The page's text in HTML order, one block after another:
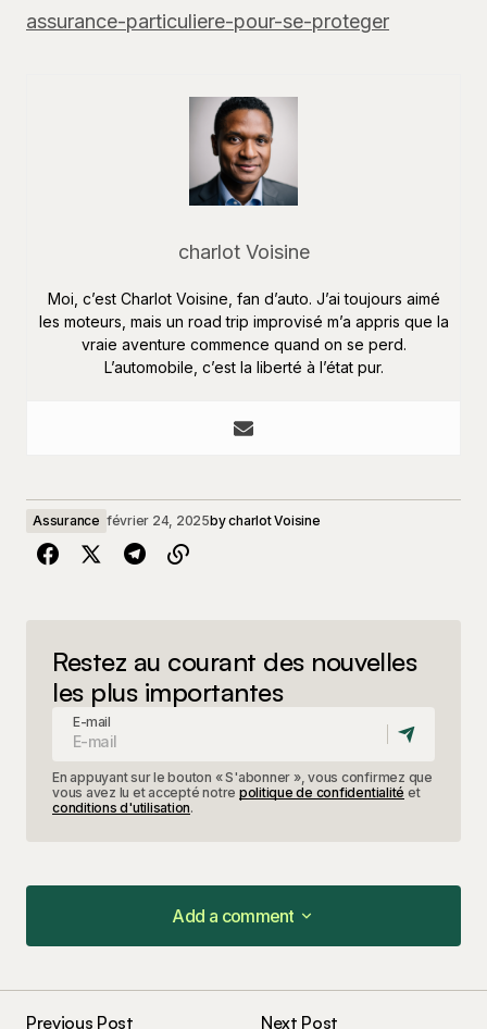
assurance-particuliere-pour-se-proteger
charlot Voisine
Moi, c’est Charlot Voisine, fan d’auto. J’ai toujours aimé
les moteurs, mais un road trip improvisé m’a appris que la
vraie aventure commence quand on se perd.
L’automobile, c’est la liberté à l’état pur.
Assurance février 24, 2025bycharlot Voisine
Restez au courant des nouvelles
les plus importantes
E-mail
En appuyant sur le bouton « S'abonner », vous confirmez que
vous avez lu et accepté notre politique de confidentialité et
conditions d'utilisation.
Add a comment
Add a comment
Previous Post Next Post